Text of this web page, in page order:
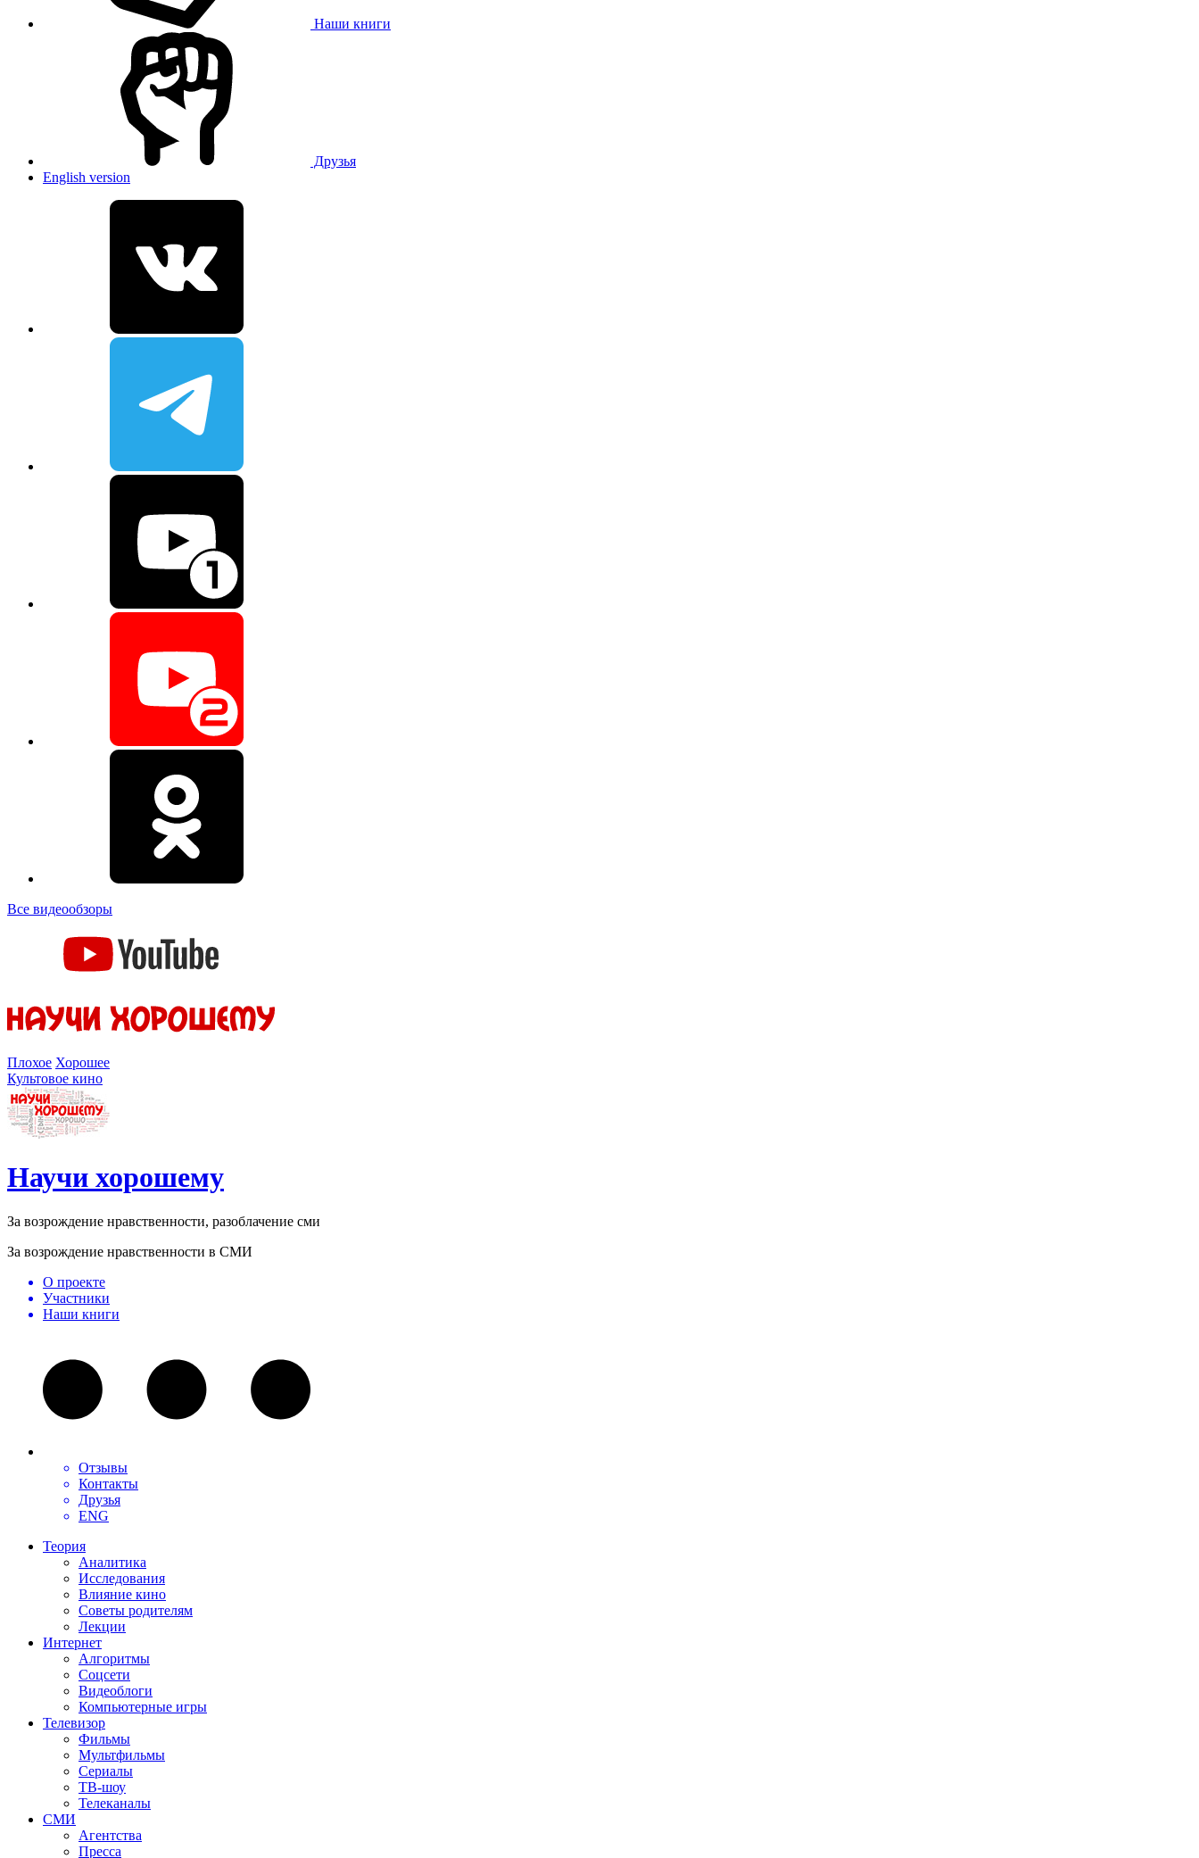
Наши книги
Друзья
English version
Все видеообзоры
Плохое Хорошее
Культовое кино
Научи хорошему
За возрождение нравственности, разоблачение сми
За возрождение нравственности в СМИ
О проекте
Участники
Наши книги
Отзывы
Контакты
Друзья
ENG
Теория
Аналитика
Исследования
Влияние кино
Советы родителям
Лекции
Интернет
Алгоритмы
Соцсети
Видеоблоги
Компьютерные игры
Телевизор
Фильмы
Мультфильмы
Сериалы
ТВ-шоу
Телеканалы
СМИ
Агентства
Пресса